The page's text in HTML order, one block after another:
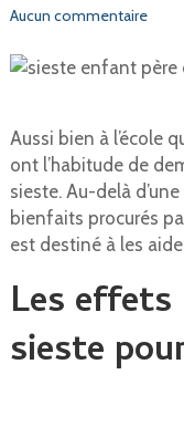
Aucun commentaire
Aussi bien à l’école
ont l’habitude de
sieste. Au-delà
bienfaits procurés
est destiné à les
Les
sieste